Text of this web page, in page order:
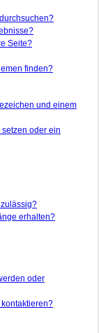
Seite?
finden?
und einem
oder ein
erhalten?
oder